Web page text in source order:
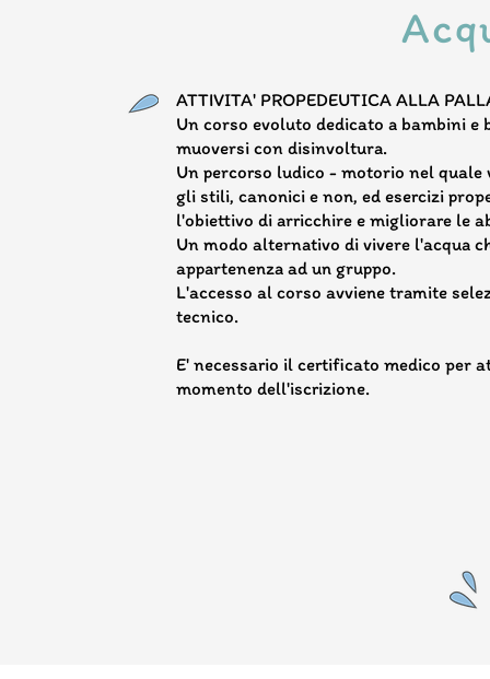
ATTIVITA' PROPEDEUTICA ALLA
Un corso evoluto dedicato a bambini e
muoversi con disinvoltura.
Un percorso ludico - motorio nel
gli stili, canonici e non, ed esercizi
l'obiettivo di arricchire e migliorare le
Un modo alternativo di vivere l'acqua
appartenenza ad un gruppo.
L'accesso al corso avviene tramite
tecnico.
E' necessario il certificato medico per
momento dell'iscrizione.